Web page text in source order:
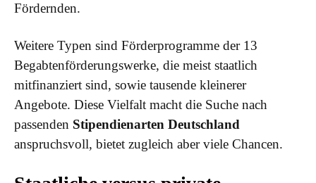
Fördernden.
Weitere Typen sind Förderprogramme der 13
Begabtenförderungswerke, die meist staatlich
mitfinanziert sind, sowie tausende kleinerer
Angebote. Diese Vielfalt macht die Suche nach
passenden Stipendienarten Deutschland
anspruchsvoll, bietet zugleich aber viele Chancen.